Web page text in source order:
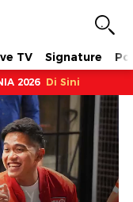
TV Signature
2026 Di Sini